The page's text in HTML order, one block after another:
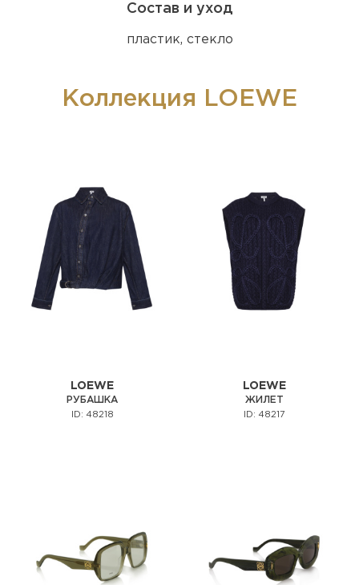
Состав и уход
пластик, стекло
Коллекция LOEWE
LOEWE
РУБАШКА
ID: 48218
LOEWE
ЖИЛЕТ
ID: 48217